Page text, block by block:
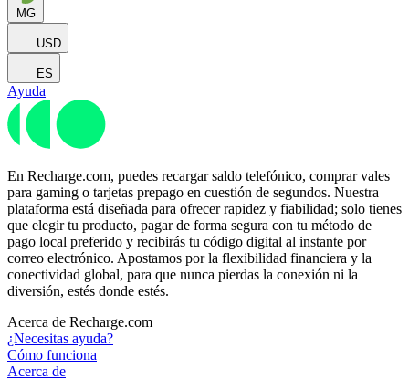
MG
USD
ES
Ayuda
En Recharge.com, puedes recargar saldo telefónico, comprar vales
para gaming o tarjetas prepago en cuestión de segundos. Nuestra
plataforma está diseñada para ofrecer rapidez y fiabilidad; solo tienes
que elegir tu producto, pagar de forma segura con tu método de
pago local preferido y recibirás tu código digital al instante por
correo electrónico. Apostamos por la flexibilidad financiera y la
conectividad global, para que nunca pierdas la conexión ni la
diversión, estés donde estés.
Acerca de Recharge.com
¿Necesitas ayuda?
Cómo funciona
Acerca de